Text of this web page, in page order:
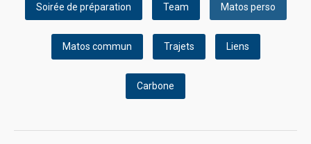
Soirée de préparation Team Matos perso
Matos commun Trajets Liens
Carbone